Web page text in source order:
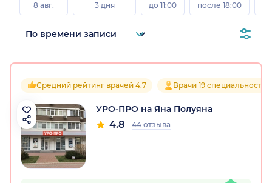
8 авг.
3 дня
до 11:00
после 18:00
Средний рейтинг врачей 4.7 Врачи 19 специальностей
УРО-ПРО на Яна Полуяна
4.8 44 отзыва